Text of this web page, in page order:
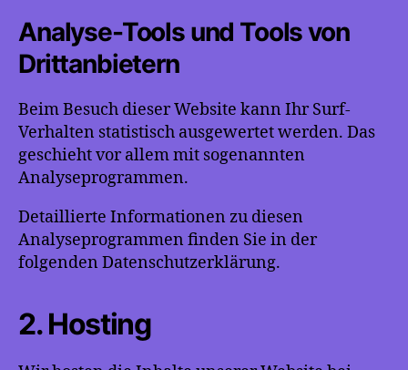
Analyse-Tools und Tools von
Dritt­anbietern
Beim Besuch dieser Website kann Ihr Surf-
Verhalten statistisch ausgewertet werden. Das
geschieht vor allem mit sogenannten
Analyseprogrammen.
Detaillierte Informationen zu diesen
Analyseprogrammen finden Sie in der
folgenden Datenschutzerklärung.
2. Hosting